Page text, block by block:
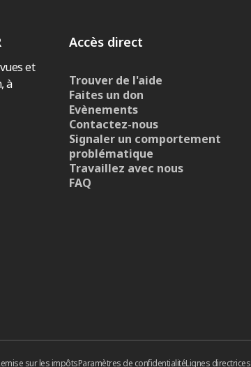
et
à
Accès direct
Trouver de l'aide
Faites un don
Evènements
Contactez-nous
Signaler un comportement
problématique
Travaillez avec nous
FAQ
sur les impôtsParamètres de confidentialitéLignes directrices